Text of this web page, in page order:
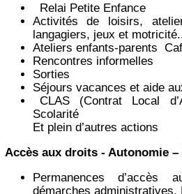
Relai Petite Enfance
Activités de loisirs,
langagiers, jeux et
Ateliers enfants-parents
Rencontres informelles
Sorties
Séjours vacances et aide
CLAS (Contrat Local
Scolarité
Et plein d’autres actions
Accès aux droits - Autonomie
Permanences
démarches